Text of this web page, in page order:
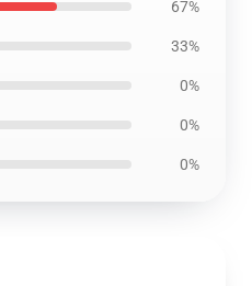
67%
33%
0%
0%
0%